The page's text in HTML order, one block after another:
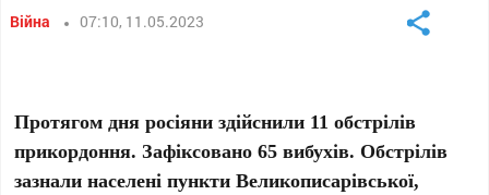
Війна 07:10, 11.05.2023
Протягом дня росіяни здійснили 11 обстрілів
прикордоння. Зафіксовано 65 вибухів. Обстрілів
зазнали населені пункти Великописарівської,